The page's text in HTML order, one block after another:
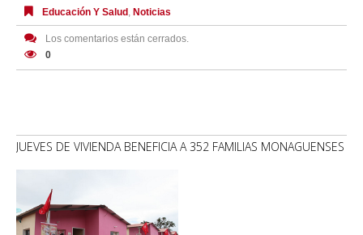
Educación Y Salud , Noticias
Los comentarios están cerrados.
0
JUEVES DE VIVIENDA BENEFICIA A 352 FAMILIAS MONAGUENSES